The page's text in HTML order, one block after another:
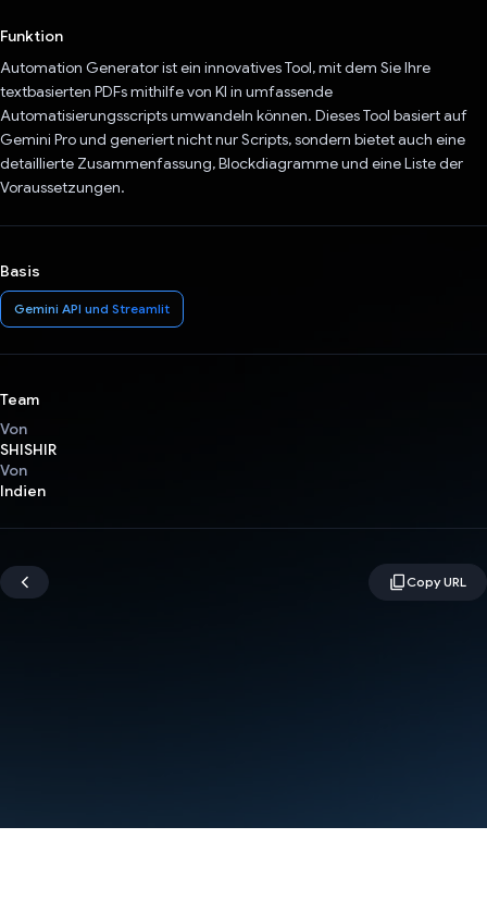
Funktion
Automation Generator ist ein innovatives Tool, mit dem Sie Ihre
textbasierten PDFs mithilfe von KI in umfassende
Automatisierungsscripts umwandeln können. Dieses Tool basiert auf
Gemini Pro und generiert nicht nur Scripts, sondern bietet auch eine
detaillierte Zusammenfassung, Blockdiagramme und eine Liste der
Voraussetzungen.
Basis
Gemini API und Streamlit
Team
Von
SHISHIR
Von
Indien